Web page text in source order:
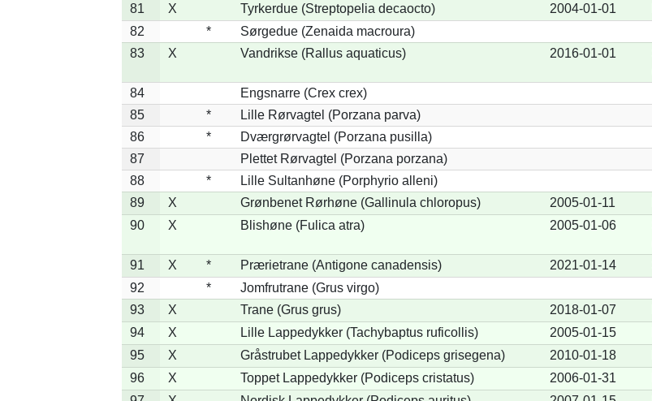
81
X Tyrkerdue (Streptopelia decaocto) 2004-01-01
82
*
Sørgedue (Zenaida macroura)
83
X Vandrikse (Rallus aquaticus) 2016-01-01
84
Engsnarre (Crex crex)
85
*
Lille Rørvagtel (Porzana parva)
86
*
Dværgrørvagtel (Porzana pusilla)
87
Plettet Rørvagtel (Porzana porzana)
88
*
Lille Sultanhøne (Porphyrio alleni)
89
X Grønbenet Rørhøne (Gallinula chloropus) 2005-01-11
90
X Blishøne (Fulica atra) 2005-01-06
91
X * Prærietrane (Antigone canadensis) 2021-01-14
92
*
Jomfrutrane (Grus virgo)
93
X Trane (Grus grus) 2018-01-07
94
X Lille Lappedykker (Tachybaptus ruficollis) 2005-01-15
95
X Gråstrubet Lappedykker (Podiceps grisegena) 2010-01-18
96
X Toppet Lappedykker (Podiceps cristatus) 2006-01-31